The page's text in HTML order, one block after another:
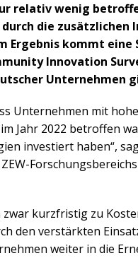
relativ wenig
die zusätzlichen
Ergebnis kommt eine
Innovation
Unternehmen
Unternehmen mit
Jahr 2022 betroffen
investiert haben“,
kurzfristig zu
den verstärkten
weiter in die